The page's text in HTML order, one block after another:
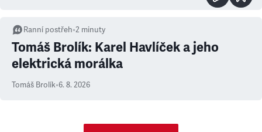
Ranní postřeh•2 minuty
Tomáš Brolík: Karel Havlíček a jeho
elektrická morálka
Tomáš Brolík•6. 8. 2026